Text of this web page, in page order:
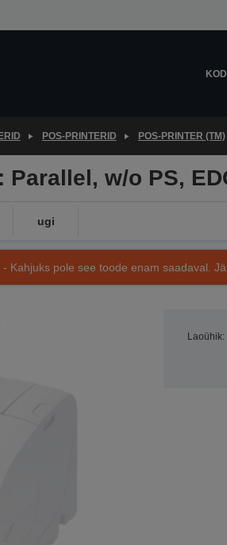
POS-PRINTERID POS-PRINTER (TM)
Parallel, w/o PS,
ugi
Kahjuks pole see toode enam saadaval.